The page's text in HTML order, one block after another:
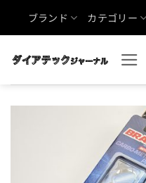
ブランド カテゴリー